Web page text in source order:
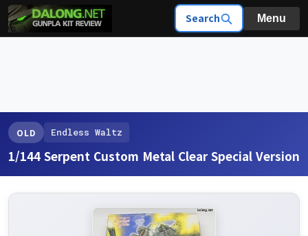
Search Menu
OLD Endless Waltz
1/144 Serpent Custom Metal Clear Special Version